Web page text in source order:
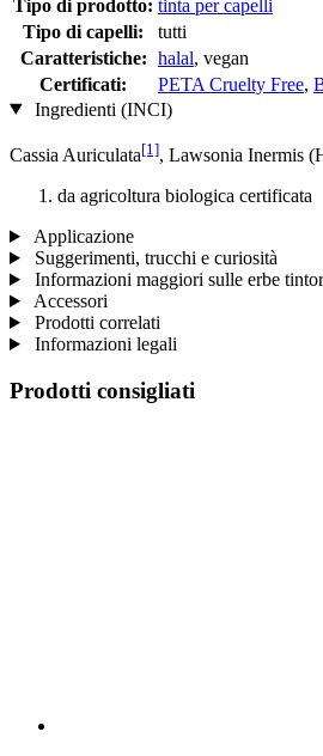
Tipo di prodotto: tinta per capelli
Tipo di capelli:
tutti
Caratteristiche: halal, vegan
Certificati:
PETA Cruelty Free,
Ingredienti (INCI)
Cassia Auriculata[1], Lawsonia Inermis
da agricoltura biologica certificata
Applicazione
Suggerimenti, trucchi e curiosità
Informazioni maggiori sulle erbe
Accessori
Prodotti correlati
Informazioni legali
Prodotti consigliati